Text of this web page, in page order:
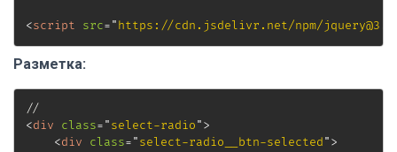
<script src="https://cdn.jsdelivr.net/npm/
Разметка:
<div class="select-radio">
<div class="select-radio__btn-selected">